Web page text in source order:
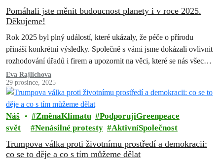
Pomáhali jste měnit budoucnost planety i v roce 2025.
Děkujeme!
Rok 2025 byl plný událostí, které ukázaly, že péče o přírodu
přináší konkrétní výsledky. Společně s vámi jsme dokázali ovlivnit
rozhodování úřadů i firem a upozornit na věci, které se nás všech
dotýkají – ovzduší, lesy i životní prostředí kolem nás. Děkujeme
každému, kdo se jakkoli zapojil. Bez vás bychom následujících
úspěchů nedosáhli.
Eva Rajlichova
29 prosince, 2025
Náš
svět
ZměnaKlimatu
PodporujiGreenpeace
Nenásilné protesty
AktivníSpolečnost
Trumpova válka proti životnímu prostředí a demokracii:
co se to děje a co s tím můžeme dělat